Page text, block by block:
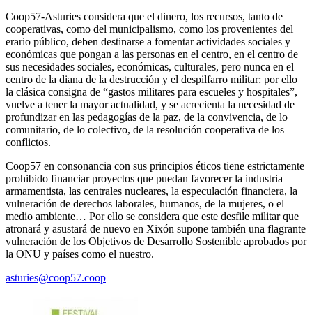
Coop57-Asturies considera que el dinero, los recursos, tanto de
cooperativas, como del municipalismo, como los provenientes del
erario público, deben destinarse a fomentar actividades sociales y
económicas que pongan a las personas en el centro, en el centro de
sus necesidades sociales, económicas, culturales, pero nunca en el
centro de la diana de la destrucción y el despilfarro militar: por ello
la clásica consigna de “gastos militares para escueles y hospitales”,
vuelve a tener la mayor actualidad, y se acrecienta la necesidad de
profundizar en las pedagogías de la paz, de la convivencia, de lo
comunitario, de lo colectivo, de la resolución cooperativa de los
conflictos.
Coop57 en consonancia con sus principios éticos tiene estrictamente
prohibido financiar proyectos que puedan favorecer la industria
armamentista, las centrales nucleares, la especulación financiera, la
vulneración de derechos laborales, humanos, de la mujeres, o el
medio ambiente… Por ello se considera que este desfile militar que
atronará y asustará de nuevo en Xixón supone también una flagrante
vulneración de los Objetivos de Desarrollo Sostenible aprobados por
la ONU y países como el nuestro.
asturies@coop57.coop